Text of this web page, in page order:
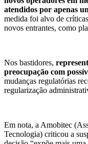
atendidos por apenas
medida foi alvo de
novos entrantes, como
Nos bastidores,
preocupação com
mudanças regulatórias
regularização
Em nota, a Amobitec
Tecnologia) criticou a